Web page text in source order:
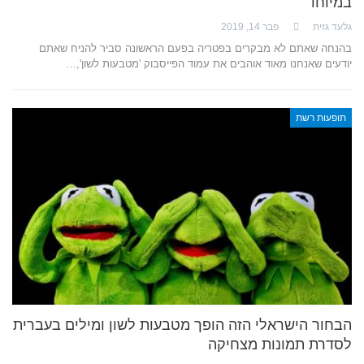
גלעד גזית פבר 14, 2019
בהנחה שאתם לא מבקרים בפטריה בפעם הראשונה סביר להניח שאתם
יודעים שאנחנו מאוד אוהבים את עמוד הפייסבוק 'מטבעות לשון',…
תופעות רשת
הבחור הישראלי הזה הופך מטבעות לשון ומילים בעברית
לסדרת תמונות מצחיקה